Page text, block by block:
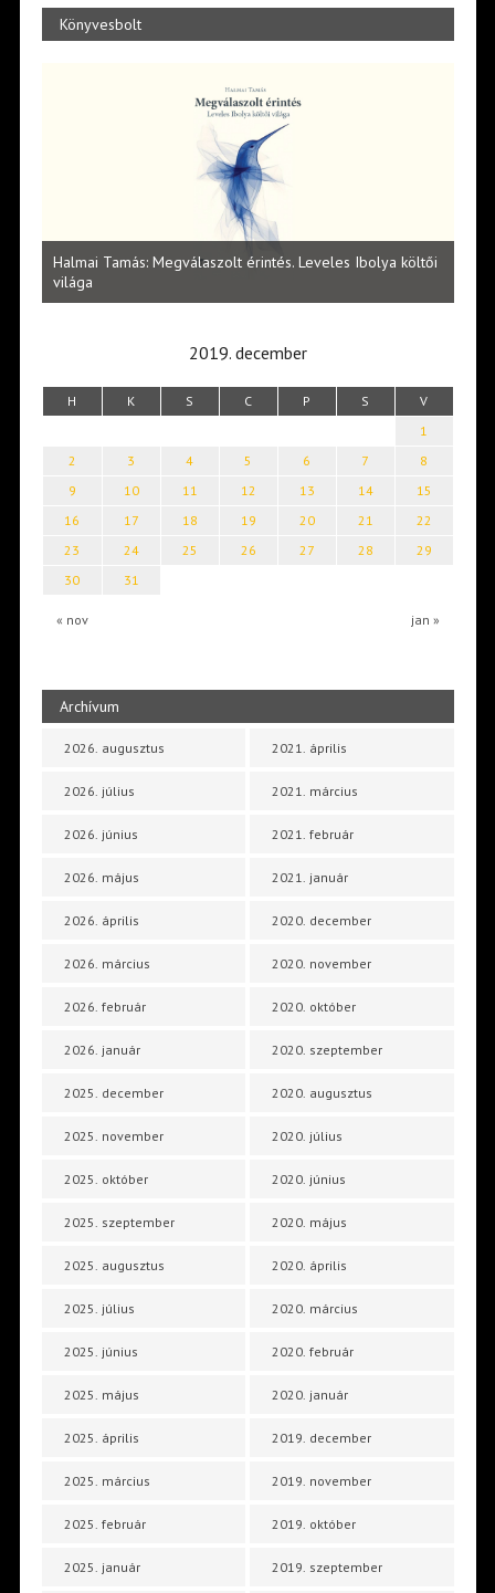
Könyvesbolt
Halmai Tamás: Megválaszolt érintés. Leveles Ibolya költői
világa
2019. december
H K S C P S V
« nov jan »
1
2
3 4 5 6 7
8
9
10 11 12 13 14
15
16
17 18 19 20 21
22
23
24 25 26 27 28
29
30
31
Archívum
2026. augusztus
2026. július
2026. június
2026. május
2026. április
2026. március
2026. február
2026. január
2025. december
2025. november
2025. október
2025. szeptember
2025. augusztus
2025. július
2025. június
2025. május
2025. április
2025. március
2025. február
2025. január
2021. április
2021. március
2021. február
2021. január
2020. december
2020. november
2020. október
2020. szeptember
2020. augusztus
2020. július
2020. június
2020. május
2020. április
2020. március
2020. február
2020. január
2019. december
2019. november
2019. október
2019. szeptember